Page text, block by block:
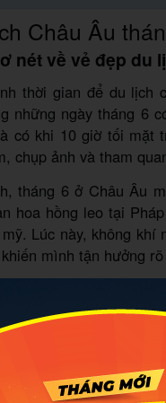
Châu Âu
nét về vẻ đẹp du
thời gian để du lịch
những ngày tháng 6
có khi 10 giờ tối mặt
chụp ảnh và tham
tháng 6 ở Châu Âu
hoa hồng leo tại
Lúc này, không
mình tận hưởng